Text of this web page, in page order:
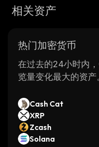
相关资产
热门加密货币
在过去的24小时内
览量变化最大的资产
Cash Cat
XRP
Zcash
Solana